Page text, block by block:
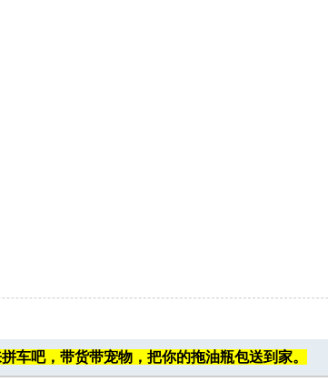
车吧，带货带宠物，把你的拖油瓶包送到家。